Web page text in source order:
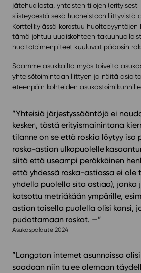
jätehuollosta, yhteisten tilojen (erityisesti
siisteydestä sekä huoneistoon liittyvistä
Korttelikylässä korostuu huoltopyyntöjen
tämä johtuu uudiskohteen
huoltotoimenpiteet kuuluvat pääosin
Saamme asukkailta myös toiveita
yhteisötoimintaan liittyen ja näitä
eteenpäin kohteiden asukastoimikunnille.
”Yhteisiä järjestyssääntöjä ei
kesken, tästä erityismainintana
tilanne on se että roskia löytyy iso
roska-astian ulkopuolelle
siitä että useampi peräkkäinen
että yhdessä roska-astiassa ei ole
yhdellä puolella sitä astiaa), jonka
katsottu metriäkään ympärille,
astian toisella puolella olisi kansi,
pudottamaan roskat. —”
Asukaspalaute 2024
”Langaton internet asunnoissa
saadaan niin tulee olemaan